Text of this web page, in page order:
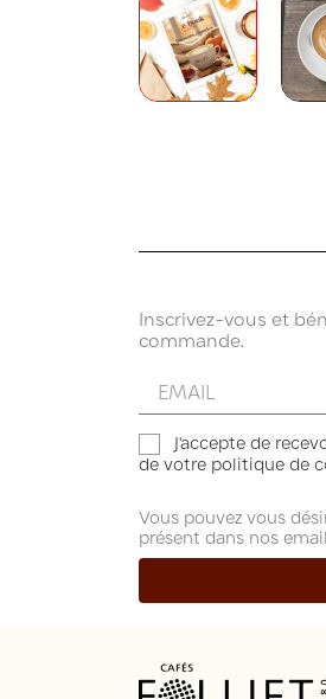
Inscrivez-vous et
commande.
Entrez
votre
email
J'accepte de
de votre politique de
Vous pouvez vous
présent dans nos